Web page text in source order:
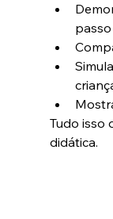
Tudo isso
didática.